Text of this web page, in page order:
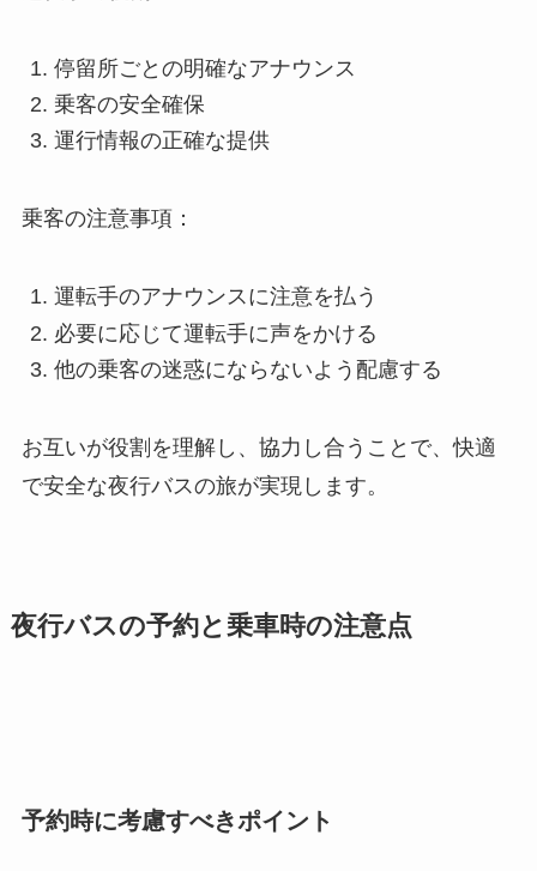
停留所ごとの明確なアナウンス
乗客の安全確保
運行情報の正確な提供
乗客の注意事項：
運転手のアナウンスに注意を払う
必要に応じて運転手に声をかける
他の乗客の迷惑にならないよう配慮する
お互いが役割を理解し、協力し合うことで、快適
で安全な夜行バスの旅が実現します。
夜行バスの予約と乗車時の注意点
予約時に考慮すべきポイント